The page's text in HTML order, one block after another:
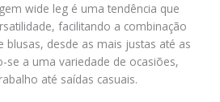
wide leg é uma tendência que
facilitando a combinação
blusas, desde as mais justas até as
se a uma variedade de ocasiões,
até saídas casuais.